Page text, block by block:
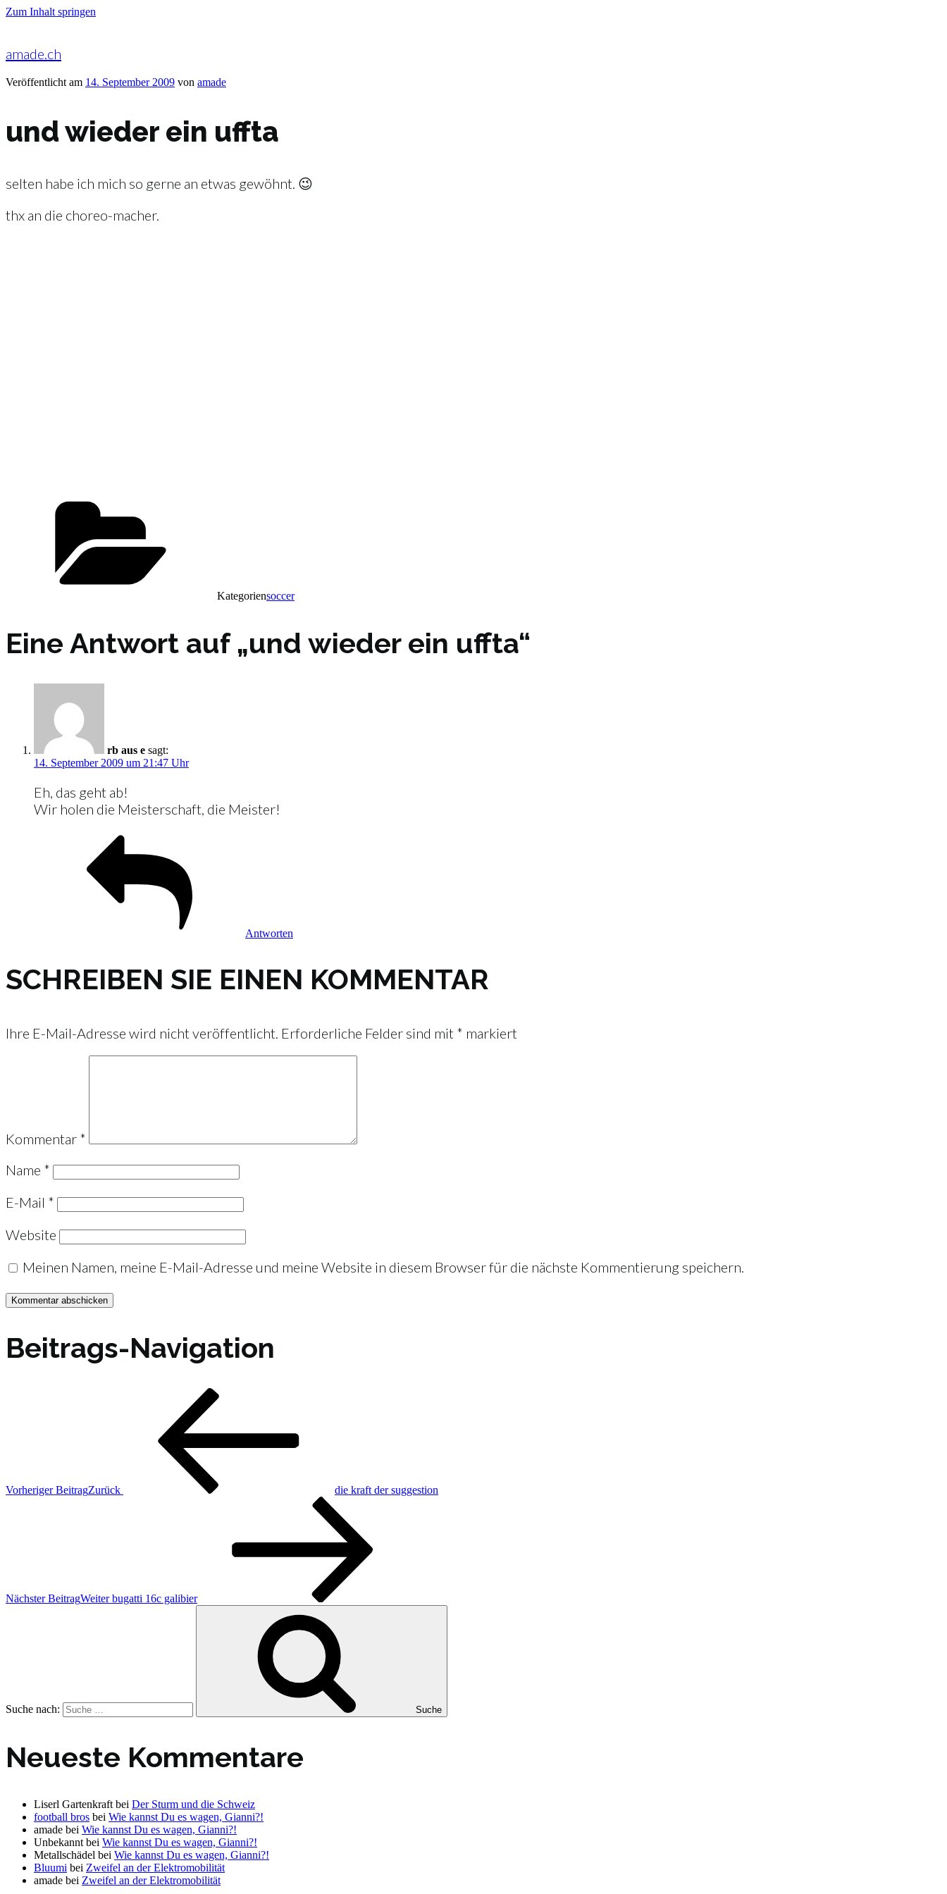
Zum Inhalt springen
amade.ch
Veröffentlicht am 14. September 2009 von amade
und wieder ein uffta
selten habe ich mich so gerne an etwas gewöhnt. 😉
thx an die choreo-macher.
Kategoriensoccer
Eine Antwort auf „und wieder ein uffta“
rb aus e sagt:
14. September 2009 um 21:47 Uhr
Eh, das geht ab!
Wir holen die Meisterschaft, die Meister!
Antworten
SCHREIBEN SIE EINEN KOMMENTAR
Ihre E-Mail-Adresse wird nicht veröffentlicht. Erforderliche Felder sind mit * markiert
Kommentar *
Name *
E-Mail *
Website
Meinen Namen, meine E-Mail-Adresse und meine Website in diesem Browser für die nächste Kommentierung speichern.
Beitrags-Navigation
Vorheriger BeitragZurück die kraft der suggestion
Nächster BeitragWeiter bugatti 16c galibier
Suche nach: Suche
Neueste Kommentare
Liserl Gartenkraft bei Der Sturm und die Schweiz
football bros bei Wie kannst Du es wagen, Gianni?!
amade bei Wie kannst Du es wagen, Gianni?!
Unbekannt bei Wie kannst Du es wagen, Gianni?!
Metallschädel bei Wie kannst Du es wagen, Gianni?!
Bluumi bei Zweifel an der Elektromobilität
amade bei Zweifel an der Elektromobilität